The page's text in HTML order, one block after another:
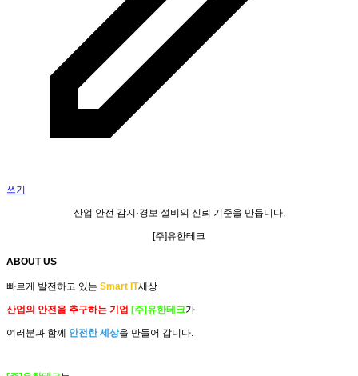
쓰기
산업 안전 감지·경보 설비의 신뢰 기준을 만듭니다.
[주]유한테크
ABOUT US
빠르게 발전하고 있는 Smart IT세상
산업의 안전을 추구하는 기업 [주]유한테크가
여러분과 함께 안전한 세상을 만들어 갑니다.